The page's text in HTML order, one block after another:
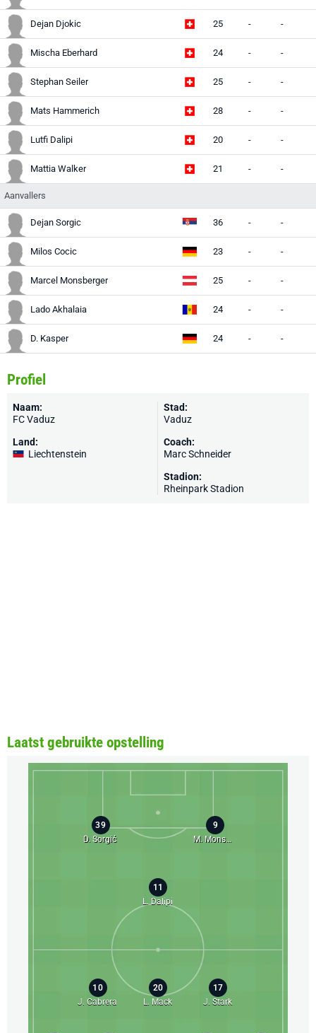
Dejan Djokic 25 - -
Mischa Eberhard 24 - -
Stephan Seiler 25 - -
Mats Hammerich 28 - -
Lutfi Dalipi 20 - -
Mattia Walker 21 - -
Aanvallers
Dejan Sorgic 36 - -
Milos Cocic 23 - -
Marcel Monsberger 25 - -
Lado Akhalaia 24 - -
D. Kasper 24 - -
Profiel
Naam:
FC Vaduz
Land:
Liechtenstein
Stad:
Vaduz
Coach:
Marc Schneider
Stadion:
Rheinpark Stadion
Laatst gebruikte opstelling
20
L. Mack
17
J. Stark
11
L. Dalipi
9
M. Monsberger
39
D. Sorgić
10
J. Cabrera